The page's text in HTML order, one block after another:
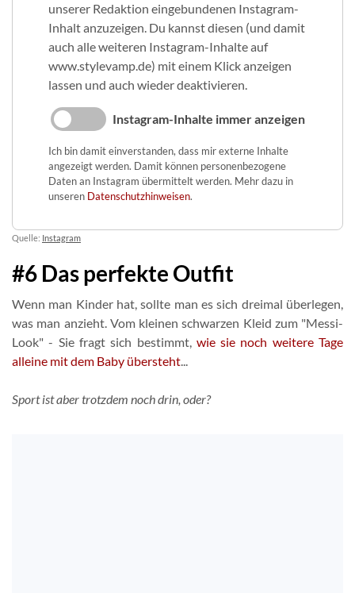
unserer Redaktion eingebundenen Instagram-
Inhalt anzuzeigen. Du kannst diesen (und damit
auch alle weiteren Instagram-Inhalte auf
www.stylevamp.de) mit einem Klick anzeigen
lassen und auch wieder deaktivieren.
Instagram-Inhalte immer anzeigen
Ich bin damit einverstanden, dass mir externe Inhalte
angezeigt werden. Damit können personenbezogene
Daten an Instagram übermittelt werden. Mehr dazu in
unseren Datenschutzhinweisen.
Quelle: Instagram
#6 Das perfekte Outfit
Wenn man Kinder hat, sollte man es sich dreimal überlegen,
was man anzieht. Vom kleinen schwarzen Kleid zum "Messi-
Look" - Sie fragt sich bestimmt, wie sie noch weitere Tage
alleine mit dem Baby übersteht...
Sport ist aber trotzdem noch drin, oder?